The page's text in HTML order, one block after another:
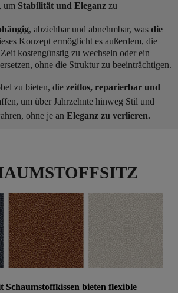
um Stabilität und Eleganz zu
, abziehbar und abnehmbar, was die
Konzept ermöglicht es außerdem, die
kostengünstig zu wechseln oder ein
ohne die Struktur zu beeinträchtigen.
zu bieten, die zeitlos, reparierbar und
um über Jahrzehnte hinweg Stil und
ohne je an Eleganz zu verlieren.
Schaumstoffkissen bieten flexible